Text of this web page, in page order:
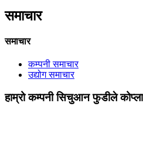
समाचार
समाचार
कम्पनी समाचार
उद्योग समाचार
हाम्रो कम्पनी सिचुआन फुडीले